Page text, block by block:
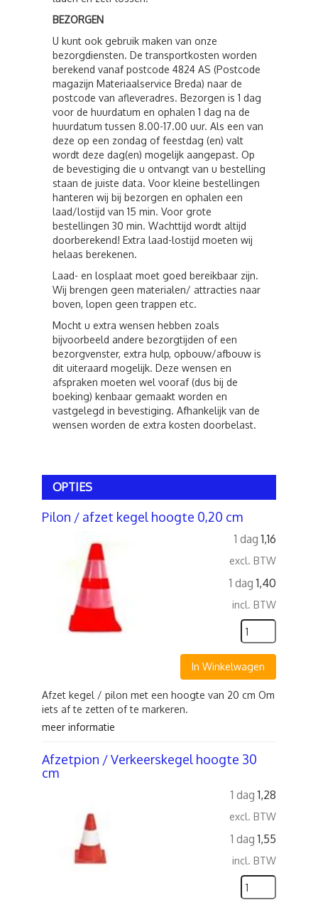
BEZORGEN
U kunt ook gebruik maken van onze
bezorgdiensten. De transportkosten worden
berekend vanaf postcode 4824 AS (Postcode
magazijn Materiaalservice Breda) naar de
postcode van afleveradres. Bezorgen is 1 dag
voor de huurdatum en ophalen 1 dag na de
huurdatum tussen 8.00-17.00 uur. Als een van
deze op een zondag of feestdag (en) valt
wordt deze dag(en) mogelijk aangepast. Op
de bevestiging die u ontvangt van u bestelling
staan de juiste data. Voor kleine bestellingen
hanteren wij bij bezorgen en ophalen een
laad/lostijd van 15 min. Voor grote
bestellingen 30 min. Wachttijd wordt altijd
doorberekend! Extra laad-lostijd moeten wij
helaas berekenen.
Laad- en losplaat moet goed bereikbaar zijn.
Wij brengen geen materialen/ attracties naar
boven, lopen geen trappen etc.
Mocht u extra wensen hebben zoals
bijvoorbeeld andere bezorgtijden of een
bezorgvenster, extra hulp, opbouw/afbouw is
dit uiteraard mogelijk. Deze wensen en
afspraken moeten wel vooraf (dus bij de
boeking) kenbaar gemaakt worden en
vastgelegd in bevestiging. Afhankelijk van de
wensen worden de extra kosten doorbelast.
OPTIES
Pilon / afzet kegel hoogte 0,20 cm
1 dag 1,16
excl. BTW
1 dag 1,40
incl. BTW
In Winkelwagen
Afzet kegel / pilon met een hoogte van 20 cm Om
iets af te zetten of te markeren.
meer informatie
Afzetpion / Verkeerskegel hoogte 30
cm
1 dag 1,28
excl. BTW
1 dag 1,55
incl. BTW